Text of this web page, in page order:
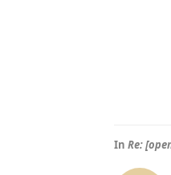
In Re: